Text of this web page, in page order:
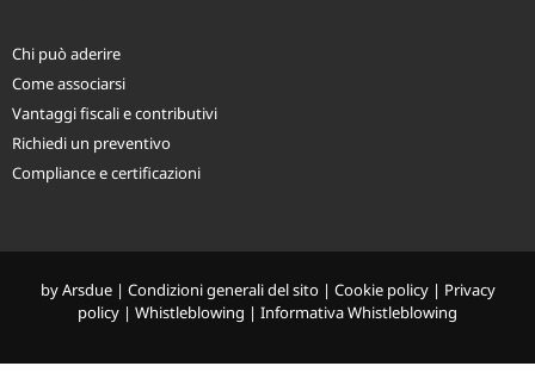
Chi può aderire
Come associarsi
Vantaggi fiscali e contributivi
Richiedi un preventivo
Compliance e certificazioni
byArsdue| Condizioni generali del sito| Cookie policy| Privacy
policy | Whistleblowing | Informativa Whistleblowing